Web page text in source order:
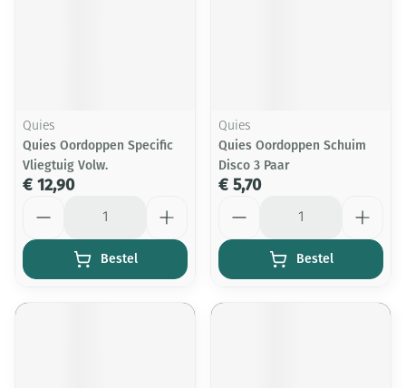
Quies
Quies Oordoppen Specific
Vliegtuig Volw.
€ 12,90
Bestel
Quies
Quies Oordoppen Schuim
Disco 3 Paar
€ 5,70
Bestel